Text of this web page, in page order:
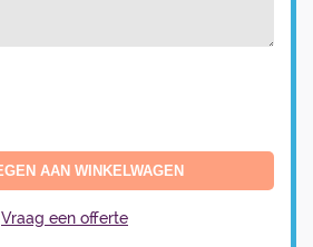
Vraag een offerte